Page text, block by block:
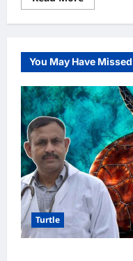
more
कबूतरों
खिलाएं?
जानिए
सबसे
पोषक
बीजों
की
लिस्ट
You May Have Missed
Turtle